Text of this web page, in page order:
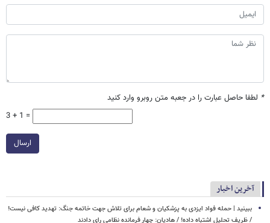
* لطفا حاصل عبارت را در جعبه متن روبرو وارد کنید
3 + 1 =
ارسال
آخرین اخبار
ببینید | حمله فواد ایزدی به پزشکیان و شعام برای تلاش جهت خاتمه جنگ: تهدید کافی نیست!
/ ظریف تحلیل اشتباه داده! / هادیان: چهار فرمانده نظامی رای دادند